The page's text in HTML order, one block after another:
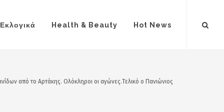
Εκλογικά Health & Beauty Hot News
από το Αρτάκης. Ολόκληροι οι αγώνες.Τελικό ο Πανιώνιος